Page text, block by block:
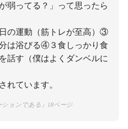
弱ってる？」って思ったら
の運動（筋トレが至高）③
は浴びる④３食しっかり食
話す（僕はよくダンベルに
れています。
ションである』18ページ